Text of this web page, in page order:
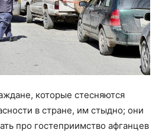
которые стесняются
в стране, им стыдно; они
про гостеприимство афганцев